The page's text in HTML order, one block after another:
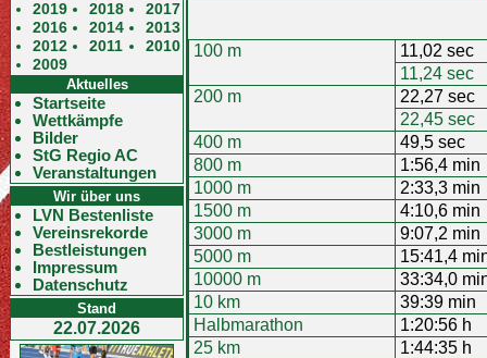
2019
2018
2017
2016
2014
2013
2012
2011
2010
2009
Aktuelles
Startseite
Wettkämpfe
Bilder
StG Regio AC
Veranstaltungen
Wir über uns
LVN Bestenliste
Vereinsrekorde
Bestleistungen
Impressum
Datenschutz
Stand
22.07.2026
100 m
11,02 sec
11,24 sec
200 m
22,27 sec
22,45 sec
400 m
49,5 sec
800 m
1:56,4 min
1000 m
2:33,3 min
1500 m
4:10,6 min
3000 m
9:07,2 min
5000 m
15:41,4
10000 m
33:34,0
10 km
39:39 min
Halbmarathon
1:20:56 h
25 km
1:44:35 h